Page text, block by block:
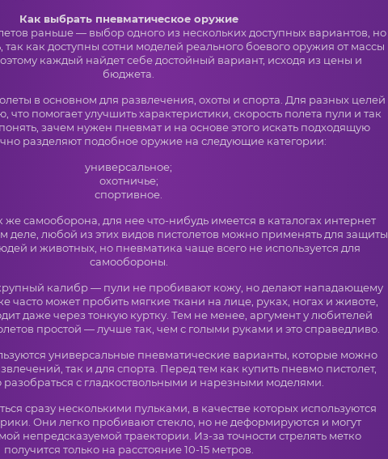
Как выбрать пневматическое оружие
раньше — выбор одного из нескольких доступных вариантов, но
так как доступны сотни моделей реального боевого оружия от массы
каждый найдет себе достойный вариант, исходя из цены и
бюджета.
в основном для развлечения, охоты и спорта. Для разных целей
что помогает улучшить характеристики, скорость полета пули и так
зачем нужен пневмат и на основе этого искать подходящую
разделяют подобное оружие на следующие категории:
универсальное;
охотничье;
спортивное.
же самооборона, для нее что-нибудь имеется в каталогах интернет
деле, любой из этих видов пистолетов можно применять для защиты
и животных, но пневматика чаще всего не используется для
самообороны.
калибр — пули не пробивают кожу, но делают нападающему
часто может пробить мягкие ткани на лице, руках, ногах и животе,
даже через тонкую куртку. Тем не менее, аргумент у любителей
простой — лучше так, чем с голыми руками и это справедливо.
универсальные пневматические варианты, которые можно
так и для спорта. Перед тем как купить пневмо пистолет,
с гладкоствольными и нарезными моделями.
сразу несколькими пульками, в качестве которых используются
Они легко пробивают стекло, но не деформируются и могут
непредсказуемой траектории. Из-за точности стрелять метко
получится только на расстояние 10-15 метров.